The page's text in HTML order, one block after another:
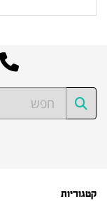
קטגוריות